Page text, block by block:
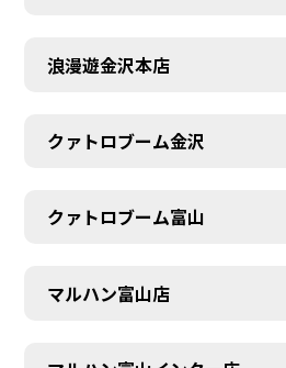
SCHEDULE
浪漫遊金沢本店
クァトロブーム金沢
クァトロブーム富山
マルハン富山店